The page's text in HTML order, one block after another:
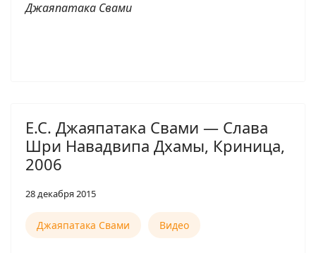
Джаяпатака Свами
Е.С. Джаяпатака Свами — Слава
Шри Навадвипа Дхамы, Криница,
2006
28 декабря 2015
Джаяпатака Свами Видео